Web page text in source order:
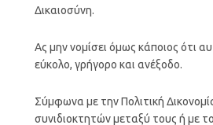
Δικαιοσύνη.
Ας μην νομίσει όμως κάποιος ότι
εύκολο, γρήγορο και ανέξοδο.
Σύμφωνα με την Πολιτική
συνιδιοκτητών μεταξύ τους ή με